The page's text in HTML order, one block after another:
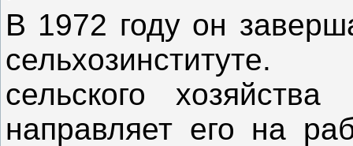
В 1972 году он
сельского
направляет его на